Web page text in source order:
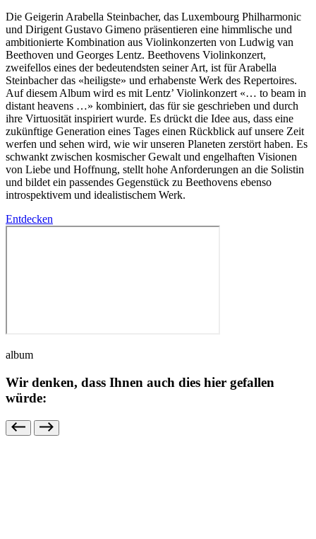
Die Geigerin Arabella Steinbacher, das Luxembourg Philharmonic
und Dirigent Gustavo Gimeno präsentieren eine himmlische und
ambitionierte Kombination aus Violinkonzerten von Ludwig van
Beethoven und Georges Lentz. Beethovens Violinkonzert,
zweifellos eines der bedeutendsten seiner Art, ist für Arabella
Steinbacher das «heiligste» und erhabenste Werk des Repertoires.
Auf diesem Album wird es mit Lentz’ Violinkonzert «… to beam in
distant heavens …» kombiniert, das für sie geschrieben und durch
ihre Virtuosität inspiriert wurde. Es drückt die Idee aus, dass eine
zukünftige Generation eines Tages einen Rückblick auf unsere Zeit
werfen und sehen wird, wie wir unseren Planeten zerstört haben. Es
schwankt zwischen kosmischer Gewalt und engelhaften Visionen
von Liebe und Hoffnung, stellt hohe Anforderungen an die Solistin
und bildet ein passendes Gegenstück zu Beethovens ebenso
introspektivem und idealistischem Werk.
Entdecken
album
Wir denken, dass Ihnen auch dies hier gefallen
würde: